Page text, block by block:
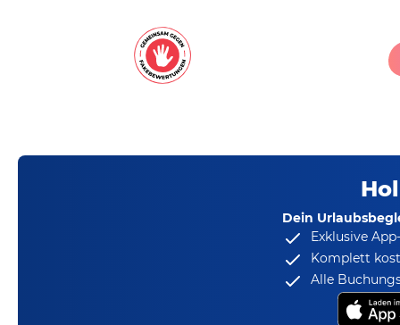
Dein
Exklusive
Komplett
Alle